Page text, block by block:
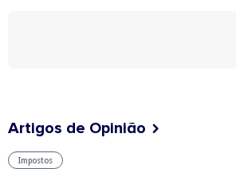
Artigos de Opinião
Impostos